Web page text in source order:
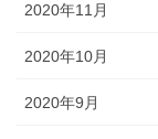
2020年11月
2020年10月
2020年9月